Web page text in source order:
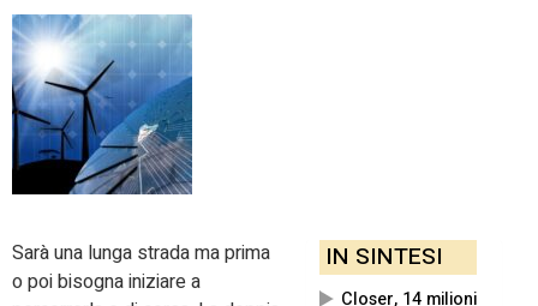
IN SINTESI
Closer, 14 milioni
Sarà una lunga strada ma prima
o poi bisogna iniziare a